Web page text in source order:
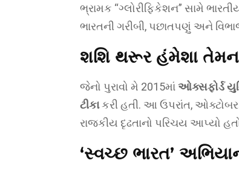
ભ્રામક “ગ્લોરીફિકેશન” સામે
ભારતની ગરીબી, પછાતપણું અને
શશિ થરૂર હંમેશા તેમના
જેનો પુરાવો મે 2015માંઓક્સફોર્ડ
ટીકાકરી હતી. આ ઉપરાંત, ઓક્ટોબર
રાજકીય દૃઢતાનો પરિચય આપ્યો
‘સ્વચ્છ ભારત’